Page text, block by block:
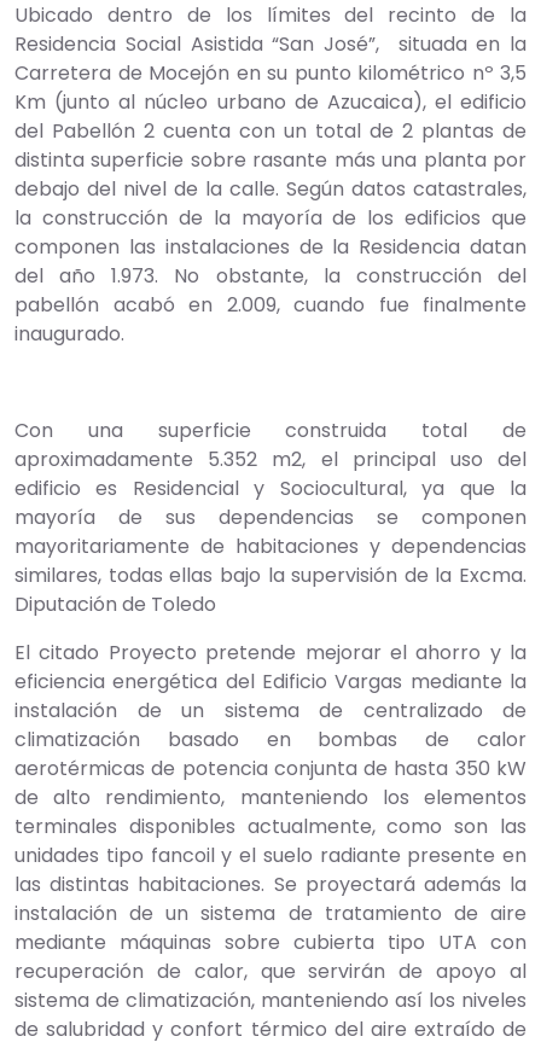
Ubicado dentro de los límites del recinto de la
Residencia Social Asistida “San José”, situada en la
Carretera de Mocejón en su punto kilométrico nº 3,5
Km (junto al núcleo urbano de Azucaica), el edificio
del Pabellón 2 cuenta con un total de 2 plantas de
distinta superficie sobre rasante más una planta por
debajo del nivel de la calle. Según datos catastrales,
la construcción de la mayoría de los edificios que
componen las instalaciones de la Residencia datan
del año 1.973. No obstante, la construcción del
pabellón acabó en 2.009, cuando fue finalmente
inaugurado.
Con una superficie construida total de
aproximadamente 5.352 m2, el principal uso del
edificio es Residencial y Sociocultural, ya que la
mayoría de sus dependencias se componen
mayoritariamente de habitaciones y dependencias
similares, todas ellas bajo la supervisión de la Excma.
Diputación de Toledo
El citado Proyecto pretende mejorar el ahorro y la
eficiencia energética del Edificio Vargas mediante la
instalación de un sistema de centralizado de
climatización basado en bombas de calor
aerotérmicas de potencia conjunta de hasta 350 kW
de alto rendimiento, manteniendo los elementos
terminales disponibles actualmente, como son las
unidades tipo fancoil y el suelo radiante presente en
las distintas habitaciones. Se proyectará además la
instalación de un sistema de tratamiento de aire
mediante máquinas sobre cubierta tipo UTA con
recuperación de calor, que servirán de apoyo al
sistema de climatización, manteniendo así los niveles
de salubridad y confort térmico del aire extraído de